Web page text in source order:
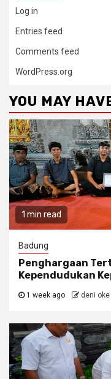
Log in
Entries feed
Comments feed
WordPress.org
YOU MAY
1 min read
Badung
Penghargaan
Kependudukan
1 week ago deni oke